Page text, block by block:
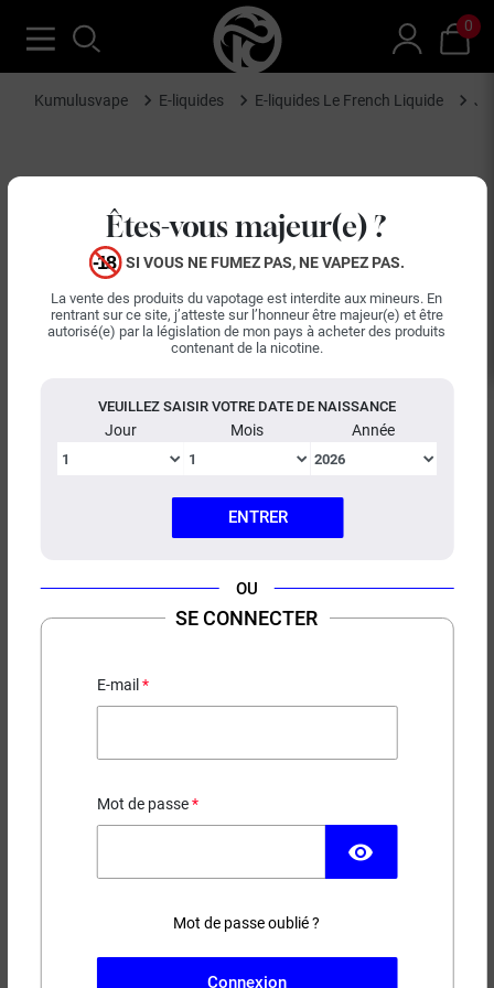
Êtes-vous majeur(e) ?
SI VOUS NE FUMEZ PAS, NE VAPEZ PAS.
La vente des produits du vapotage est interdite aux mineurs. En
rentrant sur ce site, j’atteste sur l’honneur être majeur(e) et être
autorisé(e) par la législation de mon pays à acheter des produits
contenant de la nicotine.
VEUILLEZ SAISIR VOTRE DATE DE NAISSANCE
Jour Mois Année
ENTRER
OU
SE CONNECTER
E-mail
Mot de passe
visibility
Mot de passe oublié ?
Connexion
0
Kumulusvape E-liquides E-liquides Le French Liquide
(28 avis)
5,90 €
EN STOCK